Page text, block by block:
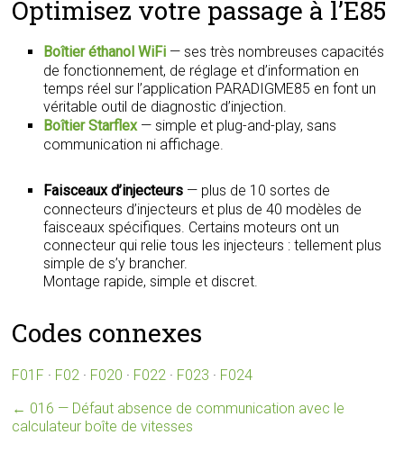
Optimisez votre passage à l’E85
Boîtier éthanol WiFi — ses très nombreuses capacités
de fonctionnement, de réglage et d’information en
temps réel sur l’application PARADIGME85 en font un
véritable outil de diagnostic d’injection.
Boîtier Starflex— simple et plug-and-play, sans
communication ni affichage.
Faisceaux d’injecteurs — plus de 10 sortes de
connecteurs d’injecteurs et plus de 40 modèles de
faisceaux spécifiques. Certains moteurs ont un
connecteur qui relie tous les injecteurs : tellement plus
simple de s’y brancher.
Montage rapide, simple et discret.
Codes connexes
F01F · F02 · F020 · F022 · F023 · F024
← 016 — Défaut absence de communication avec le
calculateur boîte de vitesses